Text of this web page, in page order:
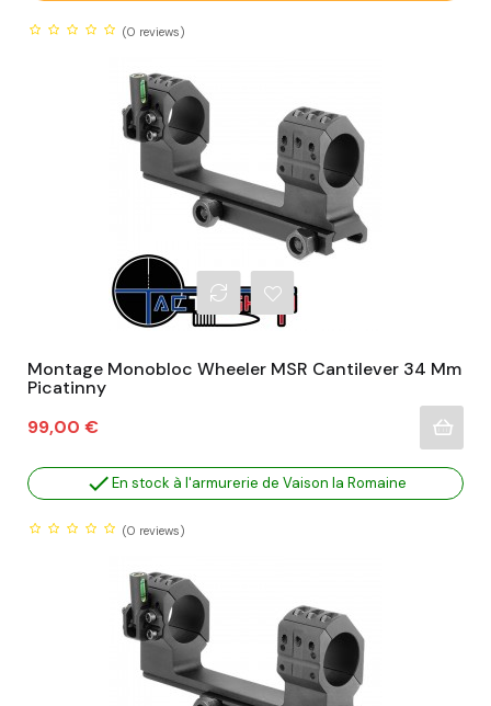
(0 reviews)
Montage Monobloc Wheeler MSR Cantilever 34 Mm
Picatinny
Prix
99,00 €
En stock à l'armurerie de Vaison la Romaine
(0 reviews)